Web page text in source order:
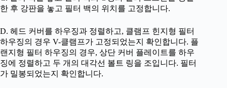
한 후 강판을 놓고 필터 백의 위치를 고정합니다.
D. 헤드 커버를 하우징과 정렬하고, 클램프 힌지형 필터
하우징의 경우 V-클램프가 고정되었는지 확인합니다. 플
랜지형 필터 하우징의 경우, 상단 커버 플레이트를 하우
징에 정렬하고 두 개의 대각선 볼트 링을 조입니다. 필터
가 밀봉되었는지 확인합니다.